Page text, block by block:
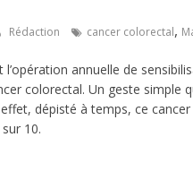
Rédaction cancer colorectal,
l’opération annuelle de
colorectal. Un geste simple
effet, dépisté à temps, ce
10.